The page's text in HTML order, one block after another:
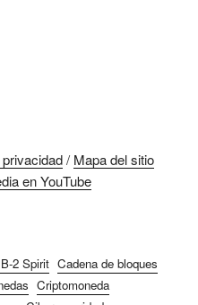
/ Mapa del sitio
en YouTube
2 Spirit Cadena de bloques
Criptomoneda